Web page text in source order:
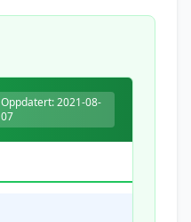
Oppdatert: 2021-08-
07